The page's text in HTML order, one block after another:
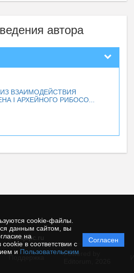
cookie-файлы.
данным сайтом, вы
на
в соответствии с
и Пользовательским
Согласен
автора
ВЗАИМОДЕЙСТВИЯ
I АРХЕЙНОГО РИБОСО...
© rusjbpc.ru
Powered by